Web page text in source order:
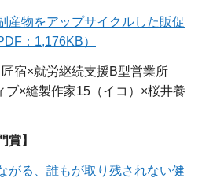
産物をアップサイクルした販促
：1,176KB）
宿×就労継続支援B型営業所
ブ×縫製作家15（イコ）×桜井養
賞】
がる、誰もが取り残されない健